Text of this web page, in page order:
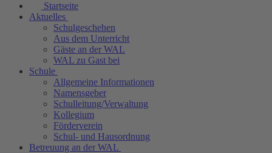
Startseite
Aktuelles
Schulgeschehen
Aus dem Unterricht
Gäste an der WAL
WAL zu Gast bei
Schule
Allgemeine Informationen
Namensgeber
Schulleitung/Verwaltung
Kollegium
Förderverein
Schul- und Hausordnung
Betreuung an der WAL